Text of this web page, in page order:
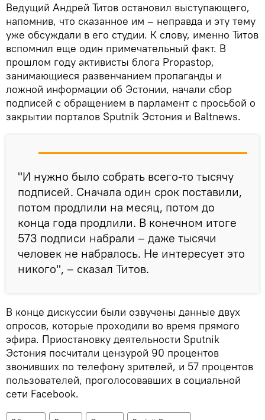
Ведущий Андрей Титов остановил выступающего,
напомнив, что сказанное им – неправда и эту тему
уже обсуждали в его студии. К слову, именно Титов
вспомнил еще один примечательный факт. В
прошлом году активисты блога Propastop,
занимающиеся развенчанием пропаганды и
ложной информации об Эстонии, начали сбор
подписей с обращением в парламент с просьбой о
закрытии порталов Sputnik Эстония и Baltnews.
"И нужно было собрать всего-то тысячу
подписей. Сначала один срок поставили,
потом продлили на месяц, потом до
конца года продлили. В конечном итоге
573 подписи набрали – даже тысячи
человек не набралось. Не интересует это
никого", – сказал Титов.
В конце дискуссии были озвучены данные двух
опросов, которые проходили во время прямого
эфира. Приостановку деятельности Sputnik
Эстония посчитали цензурой 90 процентов
звонивших по телефону зрителей, и 57 процентов
пользователей, проголосовавших в социальной
сети Facebook.